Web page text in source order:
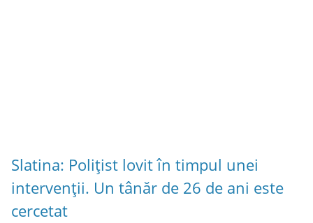
Slatina: Polițist lovit în timpul unei
intervenții. Un tânăr de 26 de ani este
cercetat